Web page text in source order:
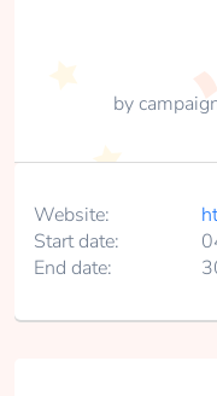
by
Website:
Start date:
End date: